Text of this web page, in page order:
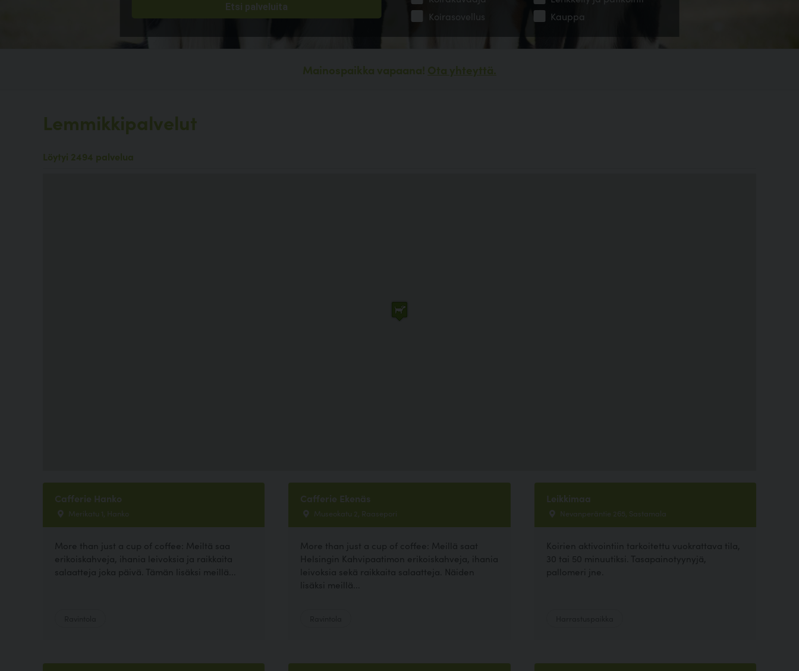
Koirasovellus
Kauppa
Mainospaikka vapaana! Ota yhteyttä.
Lemmikkipalvelut
Löytyi 2494 palvelua
Cafferie Hanko
Merikatu 1, Hanko
More than just a cup of coffee: Meiltä saa
erikoiskahveja, ihania leivoksia ja raikkaita
salaatteja joka päivä. Tämän lisäksi meillä...
Cafferie Ekenäs
Museokatu 2, Raasepori
More than just a cup of coffee: Meillä saat
Helsingin Kahvipaatimon erikoiskahveja, ihania
leivoksia sekä raikkaita salaatteja. Näiden
lisäksi meillä...
Leikkimaa
Nevanperäntie 265, Sastamala
Koirien aktivointiin tarkoitettu vuokrattava tila,
30 tai 50 minuutiksi. Tasapainotyynyjä,
pallomeri jne.